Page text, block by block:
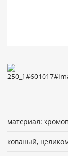
материал:
кованый,